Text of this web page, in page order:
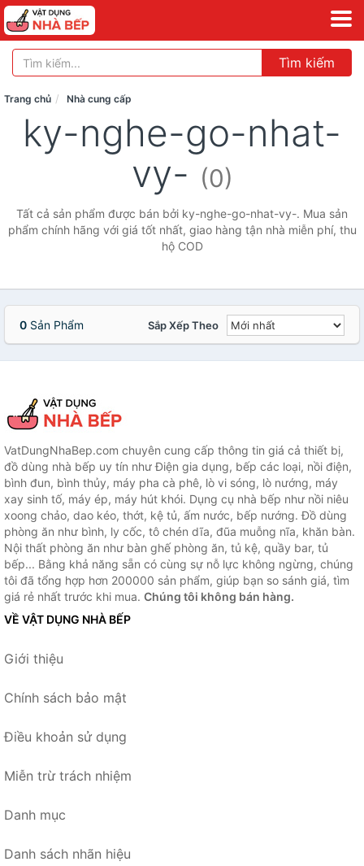
Tìm kiếm
Trang chủ Nhà cung cấp
ky-nghe-go-nhat-
vy- (0)
Tất cả sản phẩm được bán bởi ky-nghe-go-nhat-vy-. Mua sản
phẩm chính hãng với giá tốt nhất, giao hàng tận nhà miễn phí, thu
hộ COD
0 Sản Phẩm Sắp Xếp Theo
VatDungNhaBep.com chuyên cung cấp thông tin giá cả thiết bị,
đồ dùng nhà bếp uy tín như Điện gia dụng, bếp các loại, nồi điện,
bình đun, bình thủy, máy pha cà phê, lò vi sóng, lò nướng, máy
xay sinh tố, máy ép, máy hút khói. Dụng cụ nhà bếp như nồi niêu
xoong chảo, dao kéo, thớt, kệ tủ, ấm nước, bếp nướng. Đồ dùng
phòng ăn như bình, ly cốc, tô chén dĩa, đũa muỗng nĩa, khăn bàn.
Nội thất phòng ăn như bàn ghế phòng ăn, tủ kệ, quầy bar, tủ
bếp... Bằng khả năng sẵn có cùng sự nỗ lực không ngừng, chúng
tôi đã tổng hợp hơn 200000 sản phẩm, giúp bạn so sánh giá, tìm
giá rẻ nhất trước khi mua. Chúng tôi không bán hàng.
VỀ VẬT DỤNG NHÀ BẾP
Giới thiệu
Chính sách bảo mật
Điều khoản sử dụng
Miễn trừ trách nhiệm
Danh mục
Danh sách nhãn hiệu